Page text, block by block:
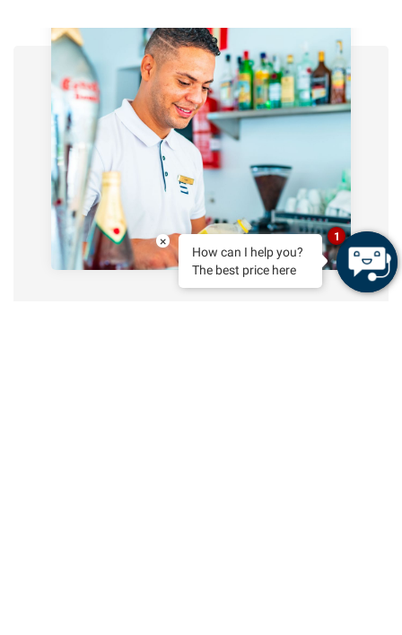
×
How can I help you?
The best price here
1